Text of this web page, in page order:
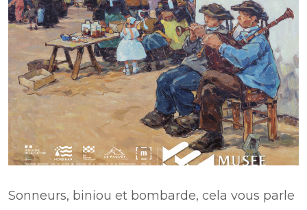
Sonneurs, biniou et bombarde, cela vous parle